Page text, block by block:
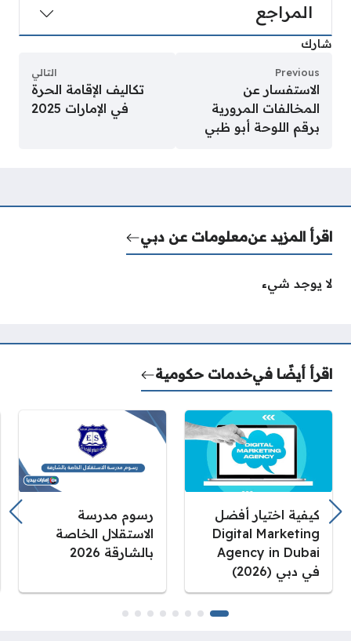
المراجع
شارك
Previous
الاستفسار عن
المخالفات المرورية
برقم اللوحة أبو ظبي
التالي
تكاليف الإقامة الحرة
في الإمارات 2025
اقرأ المزيد عنمعلومات عن دبي
لا يوجد شيء
اقرأ أيضًا فيخدمات حكومية
كيفية اختيار أفضل
Digital Marketing
Agency in Dubai
في دبي (2026)
رسوم مدرسة
الاستقلال الخاصة
بالشارقة 2026